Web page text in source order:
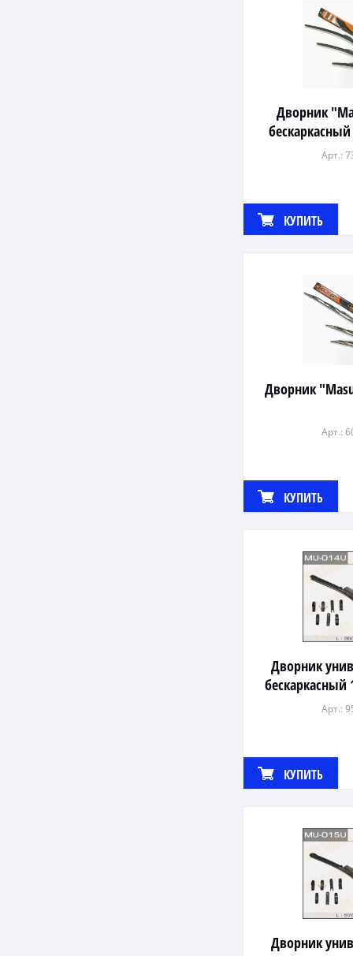
Дворник
Арт.:
КУПИТЬ
Дворник
Арт.:
КУПИТЬ
Дворник
видов
Арт.:
КУПИТЬ
Дворник